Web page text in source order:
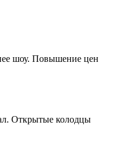
шоу. Повышение цен
Открытые колодцы